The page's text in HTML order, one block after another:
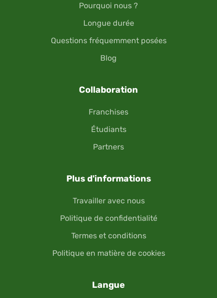
Pourquoi nous ?
Longue durée
Questions fréquemment posées
Blog
Collaboration
Franchises
Étudiants
Partners
Plus d'informations
Travailler avec nous
Politique de confidentialité
Termes et conditions
Politique en matière de cookies
Langue